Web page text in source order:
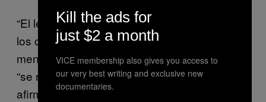
“El lenguaje revela a la sociedad actual, pues
los calificativos que hoy se emplean son
menos rudos, así por ejemplo ya no se dice
“se robó” sino se compensó. En lugar de
afirmar que hubo una difamación se comenta
Kill the ads for
just $2 a month
VICE membership also gives you access to
our very best writing and exclusive new
documentaries.